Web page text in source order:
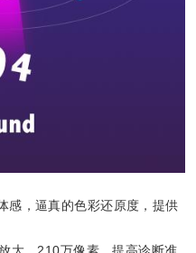
感，逼真的色彩还原度，提供